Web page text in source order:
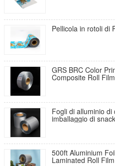
Pellicola in rotoli di
GRS BRC Color
Composite Roll
Fogli di alluminio
imballaggio di snack
500ft Aluminium
Laminated Roll